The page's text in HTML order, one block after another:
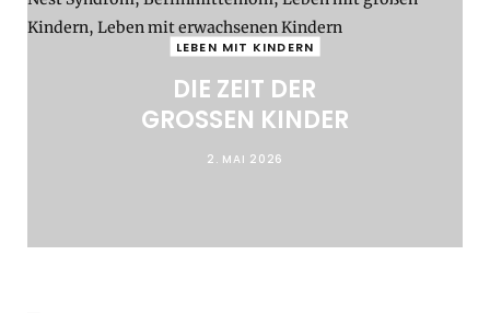
LEBEN MIT KINDERN
DIE ZEIT DER
GROSSEN KINDER
2. MAI 2026